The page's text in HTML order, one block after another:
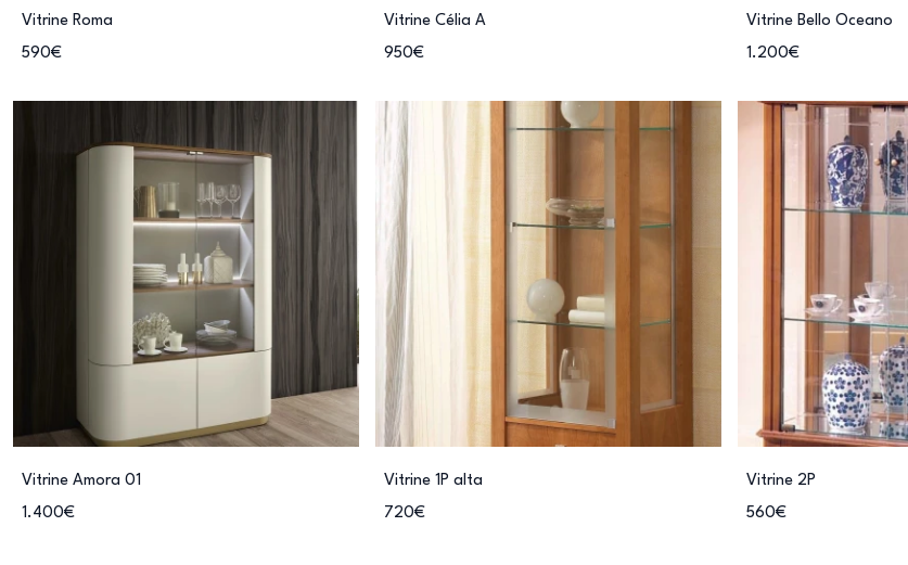
Vitrine Roma
590€
Vitrine Célia A
950€
Vitrine Bello Oceano
1.200€
Vitrine Amora 01
1.400€
Vitrine 1P alta
720€
Vitrine 2P
560€